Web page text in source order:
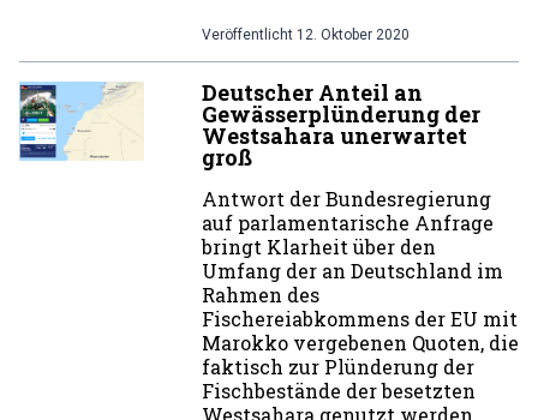
Veröffentlicht 12. Oktober 2020
Deutscher Anteil an
Gewässerplünderung der
Westsahara unerwartet
groß
Antwort der Bundesregierung
auf parlamentarische Anfrage
bringt Klarheit über den
Umfang der an Deutschland im
Rahmen des
Fischereiabkommens der EU mit
Marokko vergebenen Quoten, die
faktisch zur Plünderung der
Fischbestände der besetzten
Westsahara genutzt werden.